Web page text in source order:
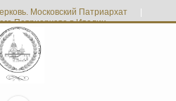
Московский Патриархат
Патриархата в Италии